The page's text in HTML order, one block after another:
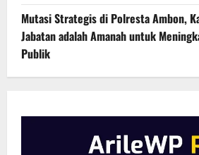
Mutasi Strategis di Polresta Ambon,
Jabatan adalah Amanah untuk
Publik